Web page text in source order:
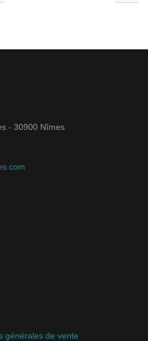
- 30900 Nîmes
générales de vente